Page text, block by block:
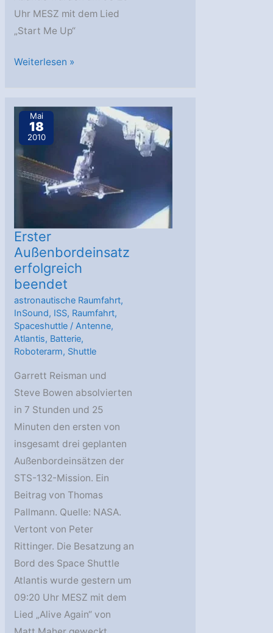
Uhr MESZ mit dem Lied
„Start Me Up“
Zweiter
beendet
Weiterlesen »
Mai
18
2010
Erster
Außenbordeinsatz
erfolgreich
beendet
astronautische Raumfahrt,
InSound, ISS, Raumfahrt,
Spaceshuttle /Antenne,
Atlantis, Batterie,
Roboterarm, Shuttle
Garrett Reisman und
Steve Bowen absolvierten
in 7 Stunden und 25
Minuten den ersten von
insgesamt drei geplanten
Außenbordeinsätzen der
STS-132-Mission. Ein
Beitrag von Thomas
Pallmann. Quelle: NASA.
Vertont von Peter
Rittinger. Die Besatzung an
Bord des Space Shuttle
Atlantis wurde gestern um
09:20 Uhr MESZ mit dem
Lied „Alive Again“ von